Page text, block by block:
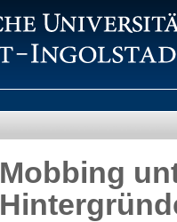
Mobbing